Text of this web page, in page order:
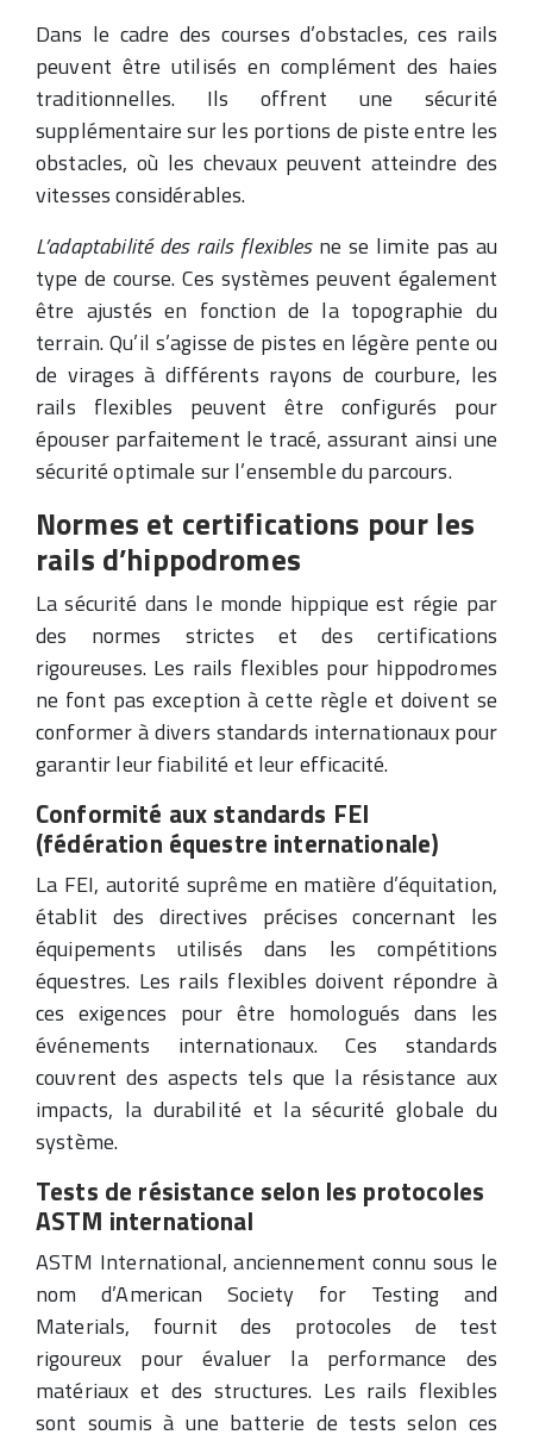
Dans le cadre des courses d’obstacles, ces rails
peuvent être utilisés en complément des haies
traditionnelles. Ils offrent une sécurité
supplémentaire sur les portions de piste entre les
obstacles, où les chevaux peuvent atteindre des
vitesses considérables.
L’adaptabilité des rails flexibles ne se limite pas au
type de course. Ces systèmes peuvent également
être ajustés en fonction de la topographie du
terrain. Qu’il s’agisse de pistes en légère pente ou
de virages à différents rayons de courbure, les
rails flexibles peuvent être configurés pour
épouser parfaitement le tracé, assurant ainsi une
sécurité optimale sur l’ensemble du parcours.
Normes et certifications pour les
rails d’hippodromes
La sécurité dans le monde hippique est régie par
des normes strictes et des certifications
rigoureuses. Les rails flexibles pour hippodromes
ne font pas exception à cette règle et doivent se
conformer à divers standards internationaux pour
garantir leur fiabilité et leur efficacité.
Conformité aux standards FEI
(fédération équestre internationale)
La FEI, autorité suprême en matière d’équitation,
établit des directives précises concernant les
équipements utilisés dans les compétitions
équestres. Les rails flexibles doivent répondre à
ces exigences pour être homologués dans les
événements internationaux. Ces standards
couvrent des aspects tels que la résistance aux
impacts, la durabilité et la sécurité globale du
système.
Tests de résistance selon les protocoles
ASTM international
ASTM International, anciennement connu sous le
nom d’American Society for Testing and
Materials, fournit des protocoles de test
rigoureux pour évaluer la performance des
matériaux et des structures. Les rails flexibles
sont soumis à une batterie de tests selon ces